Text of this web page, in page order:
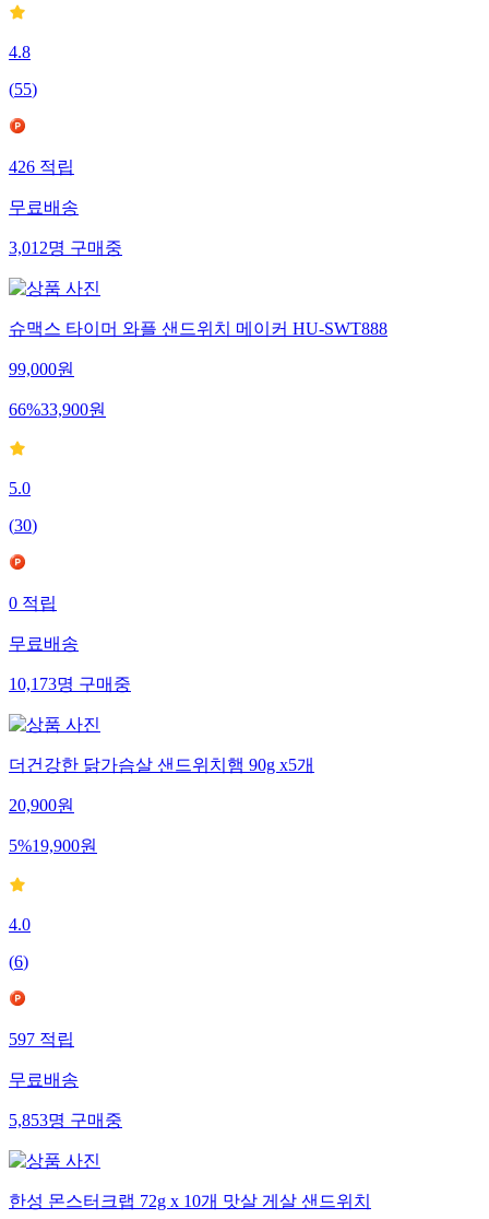
4.8
(55)
426 적립
무료배송
3,012명 구매중
슈맥스 타이머 와플 샌드위치 메이커 HU-SWT888
99,000원
66%33,900원
5.0
(30)
0 적립
무료배송
10,173명 구매중
더건강한 닭가슴살 샌드위치햄 90g x5개
20,900원
5%19,900원
4.0
(6)
597 적립
무료배송
5,853명 구매중
한성 몬스터크랩 72g x 10개 맛살 게살 샌드위치